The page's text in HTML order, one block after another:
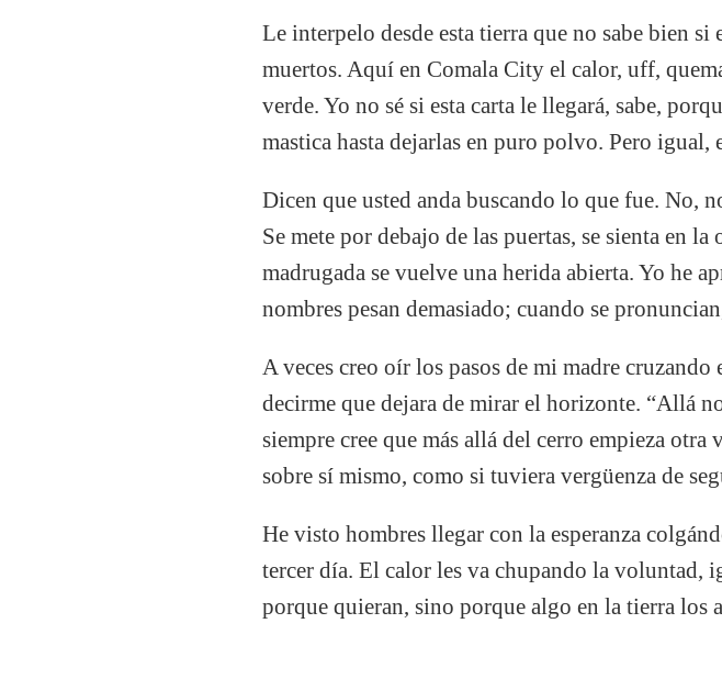
Le interpelo desde esta tierra que no sabe bien
muertos. Aquí en Comala City el calor, uff,
verde. Yo no sé si esta carta le llegará, sabe,
mastica hasta dejarlas en puro polvo. Pero
Dicen que usted anda buscando lo que fue. No,
Se mete por debajo de las puertas, se sienta en
madrugada se vuelve una herida abierta. Yo he
nombres pesan demasiado; cuando se
A veces creo oír los pasos de mi madre
decirme que dejara de mirar el horizonte. “Allá
siempre cree que más allá del cerro empieza
sobre sí mismo, como si tuviera vergüenza de
He visto hombres llegar con la esperanza
tercer día. El calor les va chupando la voluntad,
porque quieran, sino porque algo en la tierra los